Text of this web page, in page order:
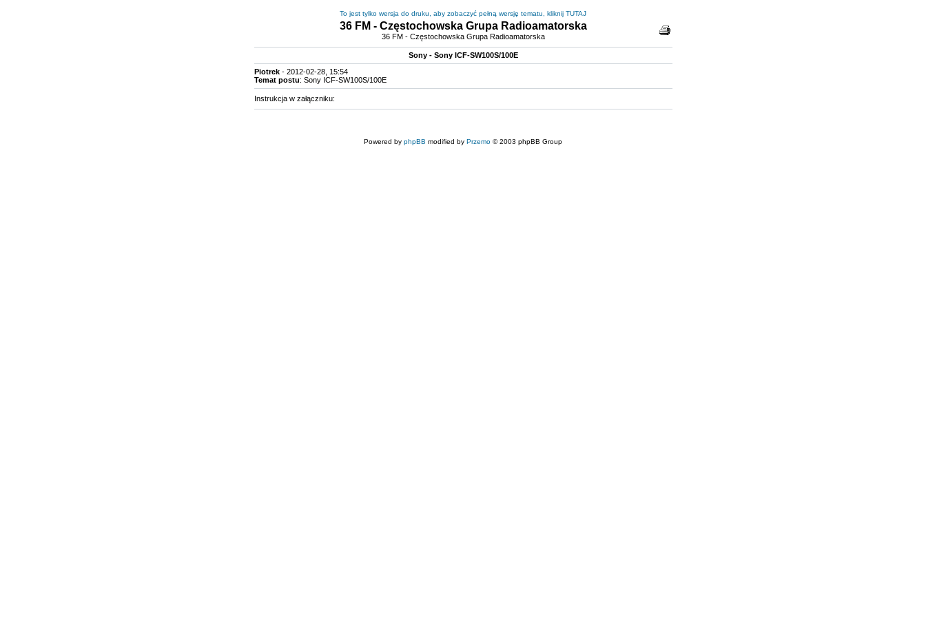
To jest tylko wersja do druku, aby zobaczyć pełną wersję tematu, kliknij TUTAJ
36 FM - Częstochowska Grupa Radioamatorska
36 FM - Częstochowska Grupa Radioamatorska
Sony - Sony ICF-SW100S/100E
Piotrek- 2012-02-28, 15:54
Temat postu: Sony ICF-SW100S/100E
Instrukcja w załączniku:
Powered by phpBB modified by Przemo © 2003 phpBB Group